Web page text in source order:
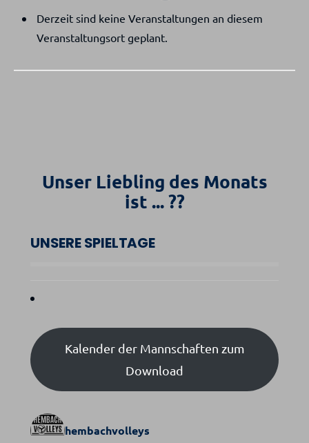
Derzeit sind keine Veranstaltungen an diesem
Veranstaltungsort geplant.
Unser Liebling des Monats
ist ... ??
UNSERE SPIELTAGE
Kalender der Mannschaften zum
Download
hembachvolleys